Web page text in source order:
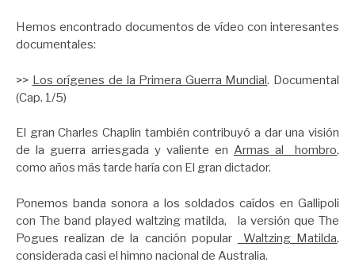
Hemos encontrado documentos de vídeo con interesantes
documentales:
>> Los orígenes de la Primera Guerra Mundial. Documental
(Cap. 1/5)
El gran Charles Chaplin también contribuyó a dar una visión
de la guerra arriesgada y valiente en Armas al hombro,
como años más tarde haría con El gran dictador.
Ponemos banda sonora a los soldados caídos en Gallipoli
con The band played waltzing matilda, la versión que The
Pogues realizan de la canción popular
Waltzing Matilda,
considerada casi el himno nacional de Australia.